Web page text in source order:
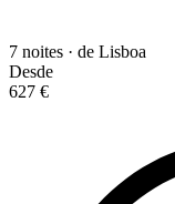
7 noites · de Lisboa
Desde
627 €